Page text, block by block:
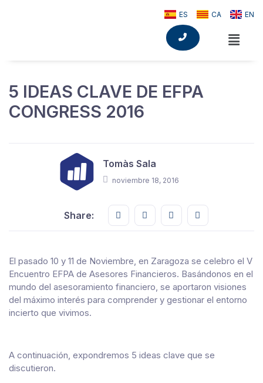
ES CA EN
5 IDEAS CLAVE DE EFPA
CONGRESS 2016
Tomàs Sala
noviembre 18, 2016
Share: Share this on FaceBook
Share this on Twitter
Share this on GMail
Share this on
El pasado 10 y 11 de Noviembre, en Zaragoza se celebro el V
Encuentro EFPA de Asesores Financieros. Basándonos en el
mundo del asesoramiento financiero, se aportaron visiones
del máximo interés para comprender y gestionar el entorno
incierto que vivimos.
A continuación, expondremos 5 ideas clave que se
discutieron.